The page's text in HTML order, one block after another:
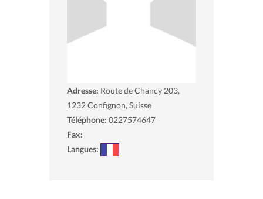
Adresse: Route de Chancy 203,
1232Confignon, Suisse
Téléphone: 0227574647
Fax:
Langues: